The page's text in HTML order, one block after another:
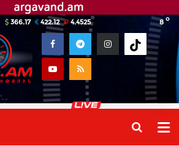
8 o
366.17 422.12 4.4525